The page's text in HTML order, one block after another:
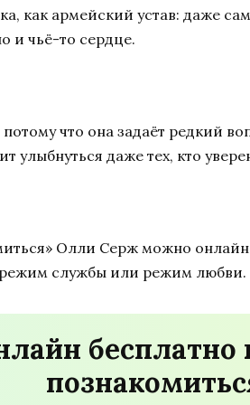
как армейский устав: даже
и чьё-то сердце.
что она задаёт редкий
улыбнуться даже тех, кто
Олли Серж можно
режим службы или режим любви.